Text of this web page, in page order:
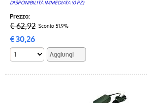
DISPONIBILITÀ IMMEDIATA (0 PZ)
Prezzo:
€ 62,92 Sconto 51.9%
€30,26